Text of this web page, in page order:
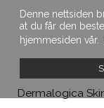
Denne nettsiden
at du får den
hjemmesiden vår.
Dermalogica